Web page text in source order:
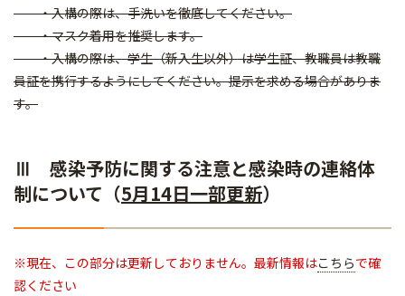
・入構の際は、手洗いを徹底してください。
・マスク着用を推奨します。
・入構の際は、学生（新入生以外）は学生証、教職員は教職
員証を携行するようにしてください。提示を求める場合がありま
す。
Ⅲ 感染予防に関する注意と感染時の連絡体
制について（5月14日一部更新）
※現在、この部分は更新しておりません。最新情報はこちらで確
認ください